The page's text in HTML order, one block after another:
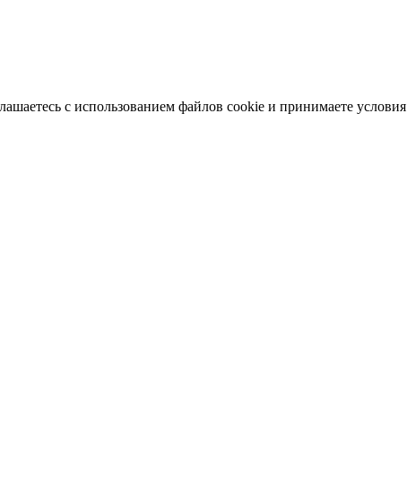
с использованием файлов cookie и принимаете условия